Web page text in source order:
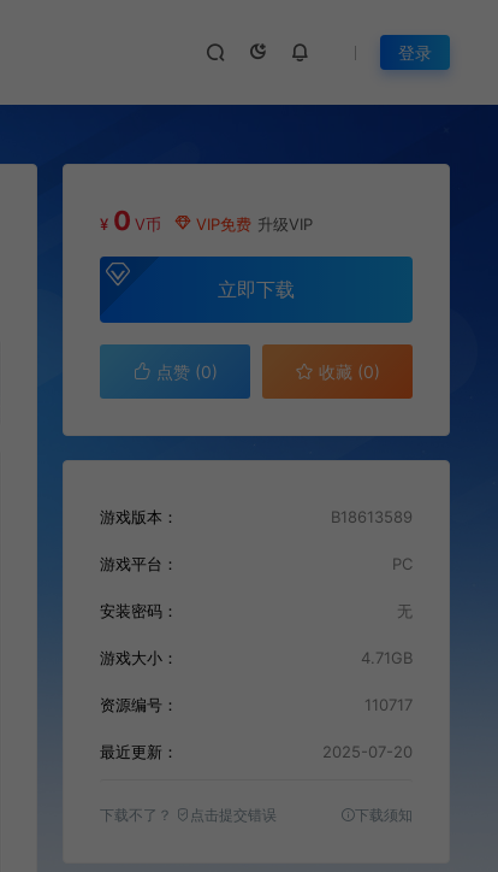
登录
¥ 0 V币 VIP免费 升级VIP
立即下载
点赞 (0) 收藏 (0)
游戏版本： B18613589
游戏平台： PC
安装密码： 无
游戏大小： 4.71GB
资源编号： 110717
最近更新： 2025-07-20
下载不了？ 点击提交错误 下载须知